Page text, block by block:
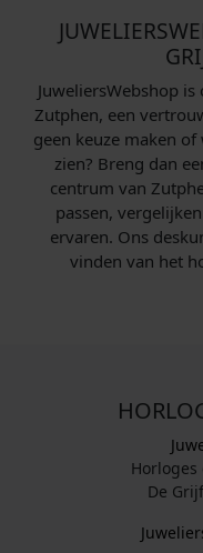
JuweliersWebshop
Zutphen, een
geen keuze maken
zien? Breng dan
centrum van
passen,
ervaren. Ons
vinden van het
Horloges
De